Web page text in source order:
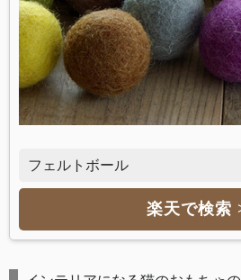
フェルトボール
楽天で検索